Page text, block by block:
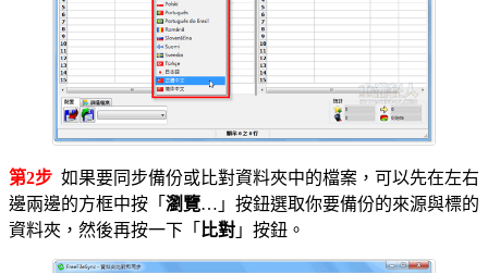
第2步 如果要同步備份或比對資料夾中的檔案，可以先在左右
邊兩邊的方框中按「 瀏覽…」按鈕選取你要備份的來源與標的
資料夾，然後再按一下「 比對 」按鈕。